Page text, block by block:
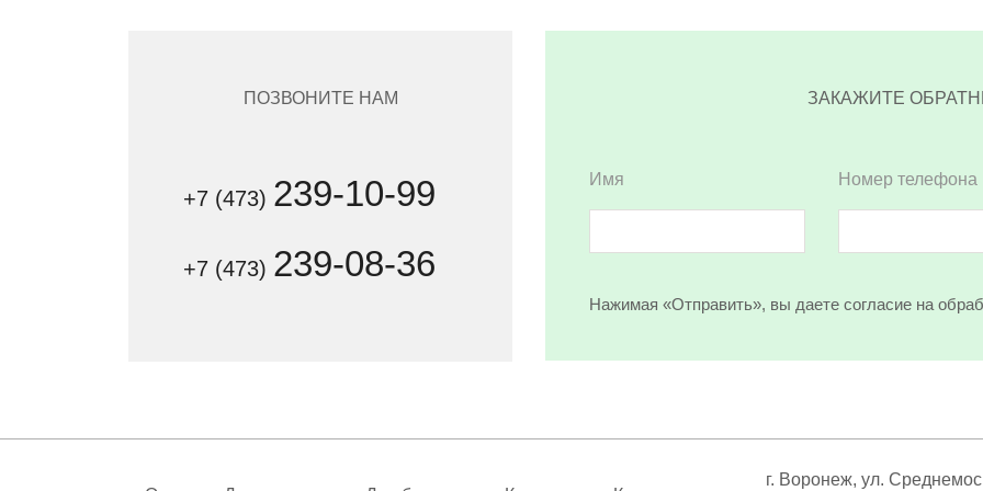
ПОЗВОНИТЕ НАМ
+7 (473) 239-10-99
+7 (473) 239-08-36
ЗАКАЖИТЕ
Имя Номер телефона
Нажимая «Отправить», вы даете согласие на
г. Воронеж, ул.